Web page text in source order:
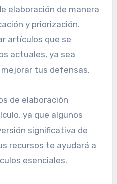
elaboración de manera
y priorización.
artículos que se
actuales, ya sea
tus defensas.
de elaboración
ya que algunos
significativa de
recursos te ayudará a
esenciales.